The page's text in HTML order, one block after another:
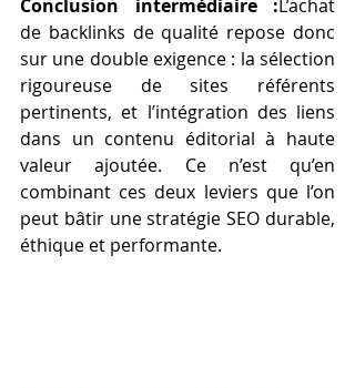
Conclusion intermédiaire :L’achat
de backlinks de qualité repose donc
sur une double exigence : la sélection
rigoureuse de sites référents
pertinents, et l’intégration des liens
dans un contenu éditorial à haute
valeur ajoutée. Ce n’est qu’en
combinant ces deux leviers que l’on
peut bâtir une stratégie SEO durable,
éthique et performante.